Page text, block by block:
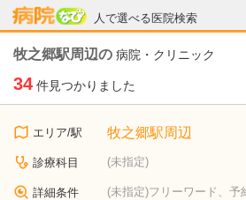
人で選べる医院検索
病院なび
牧之郷駅周辺の 病院・クリニック
34 件見つかりました
エリア/駅 牧之郷駅周辺
診療科目 (未指定)
詳細条件
(未指定)フリーワード、予